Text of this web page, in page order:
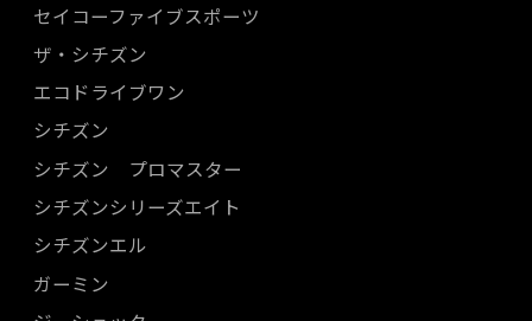
セイコーファイブスポーツ
ザ・シチズン
エコドライブワン
シチズン
シチズン プロマスター
シチズンシリーズエイト
シチズンエル
ガーミン